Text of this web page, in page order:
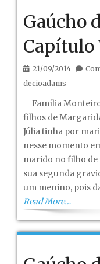
Gaúcho
Capítulo
21/09/2014
decioadams
Família
filhos de
Júlia tinha por
nesse momento
marido no filho de
sua segunda
um menino, pois
Read More…